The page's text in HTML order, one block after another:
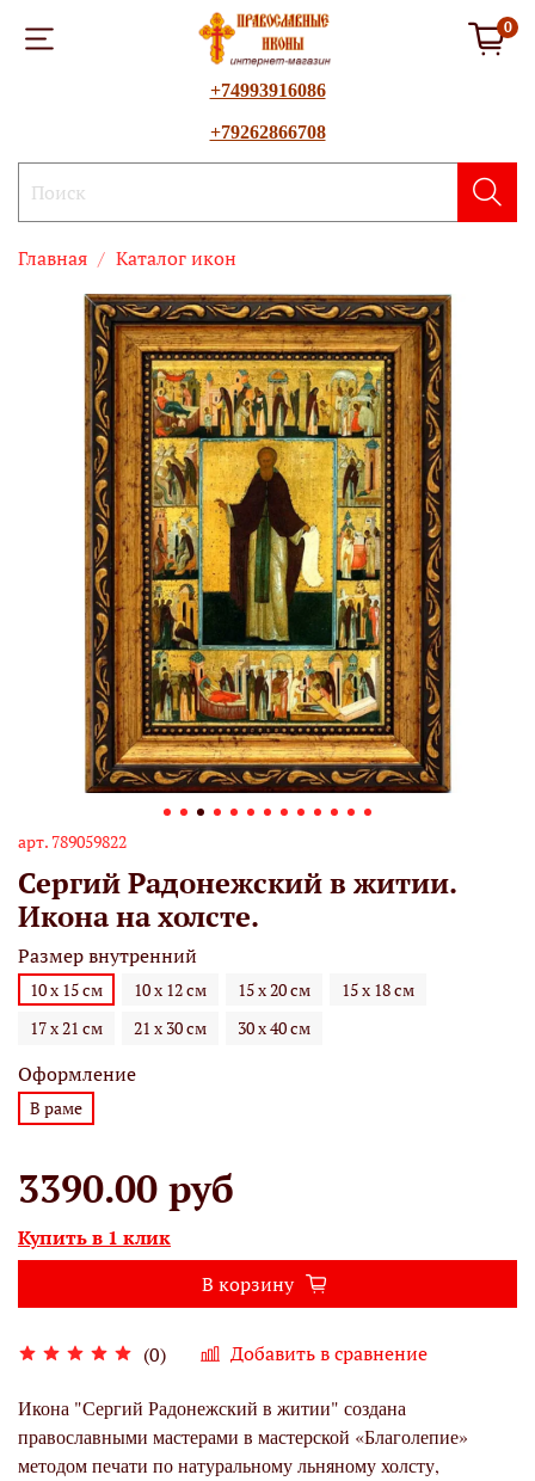
0
+74993916086
+79262866708
Главная Каталог икон
арт. 789059822
Сергий Радонежский в житии.
Икона на холсте.
(0) Добавить в сравнение
Размер внутренний
10 х 15 см 10 х 12 см 15 х 20 см
15 х 18 см
17 х 21 см
21 х 30 см 30 х 40 см
Оформление
В раме
3390.00 руб
Купить в 1 клик
В корзину
Икона "Сергий Радонежский в житии" создана
православными мастерами в мастерской «Благолепие»
методом печати по натуральному льняному холсту,